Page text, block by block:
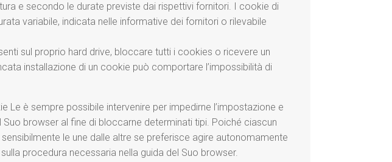
e secondo le durate previste dai rispettivi fornitori. I cookie di
variabile, indicata nelle informative dei fornitori o rilevabile
sul proprio hard drive, bloccare tutti i cookies o ricevere un
installazione di un cookie può comportare l’impossibilità di
Le è sempre possibile intervenire per impedirne l’impostazione e
browser al fine di bloccarne determinati tipi. Poiché ciascun
le une dalle altre se preferisce agire autonomamente
procedura necessaria nella guida del Suo browser.